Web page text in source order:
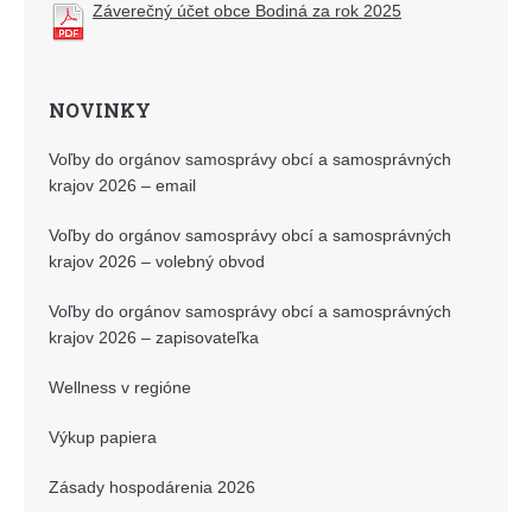
Záverečný účet obce Bodiná za rok 2025
NOVINKY
Voľby do orgánov samosprávy obcí a samosprávných
krajov 2026 – email
Voľby do orgánov samosprávy obcí a samosprávných
krajov 2026 – volebný obvod
Voľby do orgánov samosprávy obcí a samosprávných
krajov 2026 – zapisovateľka
Wellness v regióne
Výkup papiera
Zásady hospodárenia 2026